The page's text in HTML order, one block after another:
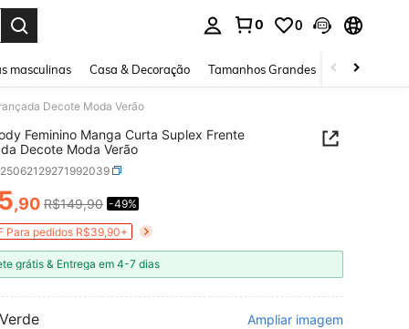
0 0
masculinas Casa & Decoração Tamanhos Grandes Joias e
Decote Moda Verão
Feminino Manga Curta Suplex Frente
Decote Moda Verão
AND AVAILABILITY
,90 R$149,90 -49%
Para pedidos R$39,90+
grátis & Entrega em 4-7 dias
Verde Ampliar imagem